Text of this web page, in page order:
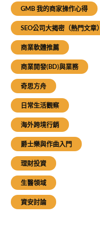
GMB 我的商家操作心得
SEO公司大揭密（熱門文章）
商業軟體推薦
商業開發(BD)與業務
奇思方舟
日常生活觀察
海外跨境行銷
爵士樂與作曲入門
理財投資
生醫領域
資安討論